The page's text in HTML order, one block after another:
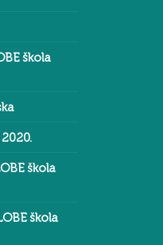
škola
škola
škola